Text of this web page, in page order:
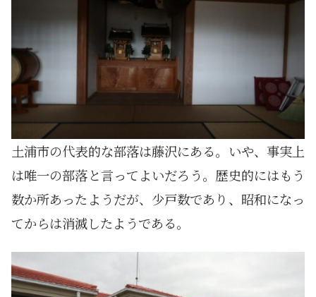
土浦市の代表的な部落は藤沢にある。いや、事実上
は唯一の部落と言ってよいだろう。歴史的にはもう
数か所あったようだが、少戸数であり、昭和になっ
てからは消滅したようである。